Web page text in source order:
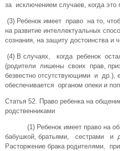
за исключением случаев, когда это
(3) Ребенок имеет право на то,
на развитие интеллектуальных
сознания, на защиту достоинства и
(4) В случаях, когда ребенок
(родители лишены своих прав,
безвестно отсутствующими и др.),
oбеспечивается органом опеки и
Статья 52. Право ребенка на
родственниками
(1) Ребенок имеет право на
бабушкой, братьями, сестрами и
Расторжение брака родителями,